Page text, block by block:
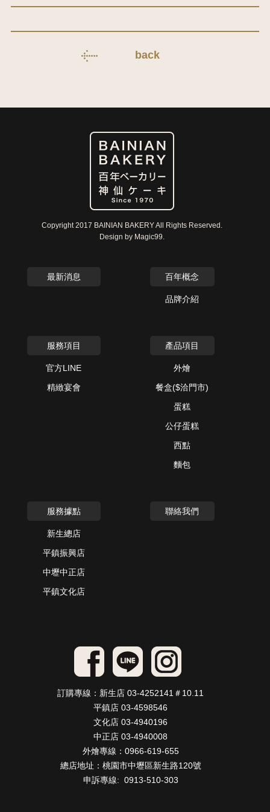
back
Copyright 2017 BAINIAN BAKERY All Rights Reserved.
Design by Magic99.
最新消息 百年概念
品牌介紹
服務項目
官方LINE
精緻宴會
產品項目
外燴
餐盒($洽門市)
蛋糕
公仔蛋糕
西點
麵包
服務據點
新生總店
平鎮振興店
中壢中正店
平鎮文化店
聯絡我們
訂購專線：新生店 03-4252141＃10.11
平鎮店 03-4598546
文化店 03-4940196
中正店 03-4940008
外燴專線：0966-619-655
總店地址：桃園市中壢區新生路120號
申訴專線: 0913-510-303